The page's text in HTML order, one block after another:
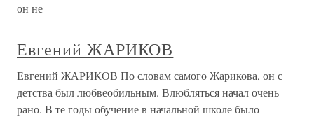
он не
Евгений ЖАРИКОВ
Евгений ЖАРИКОВ По словам самого Жарикова, он с
детства был любвеобильным. Влюбляться начал очень
рано. В те годы обучение в начальной школе было